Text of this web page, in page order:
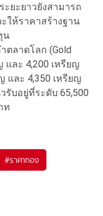
ยะยาวยังสามารถ
ให้ราคาสร้างฐาน
น
ตลาดโลก (Gold
และ 4,200 เหรียญ
และ 4,350 เหรียญ
รับอยู่ที่ระดับ 65,500
ท
#ราคาทอง